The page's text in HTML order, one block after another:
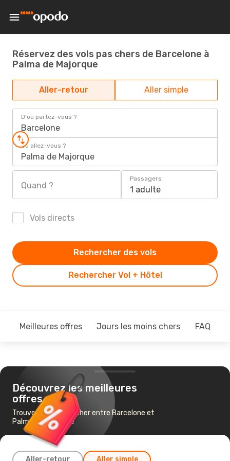
Réservez des vols pas chers de Barcelone à
Palma de Majorque
Aller-retour Aller simple
D'où partez-vous ?
Barcelone
Où allez-vous ?
Palma de Majorque
Quand ?
Passagers
1 adulte
Vols directs
Rechercher Vol + Hôtel
Rechercher des vols
Meilleures offres Jours les moins chers FAQ
Découvrez les meilleures
offres
Trouvez un vol pas cher entre Barcelone et
Palma de Majorque
Aller-retour Aller simple